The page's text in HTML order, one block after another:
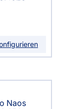
Naos